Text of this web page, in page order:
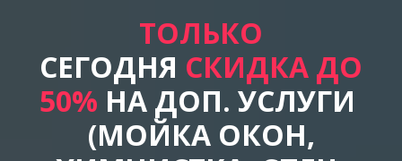
ТОЛЬКО
СЕГОДНЯ СКИДКА ДО
50% НА ДОП. УСЛУГИ
(МОЙКА ОКОН,